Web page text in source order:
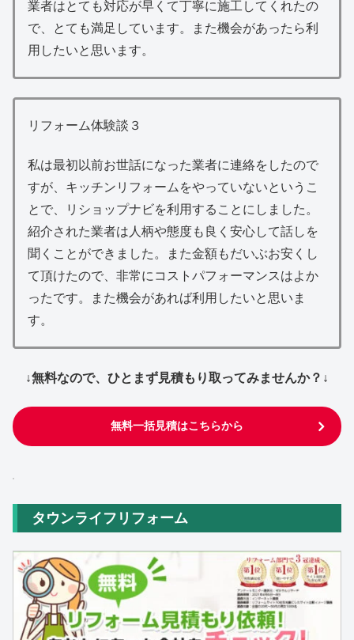
業者はとても対応が早くて丁寧に施工してくれたの
で、とても満足しています。また機会があったら利
用したいと思います。
リフォーム体験談３
私は最初以前お世話になった業者に連絡をしたので
すが、キッチンリフォームをやっていないというこ
とで、リショップナビを利用することにしました。
紹介された業者は人柄や態度も良く安心して話しを
聞くことができました。また金額もだいぶお安くし
て頂けたので、非常にコストパフォーマンスはよか
ったです。また機会があれば利用したいと思いま
す。
↓無料なので、ひとまず見積もり取ってみませんか？↓
無料一括見積はこちらから
タウンライフリフォーム